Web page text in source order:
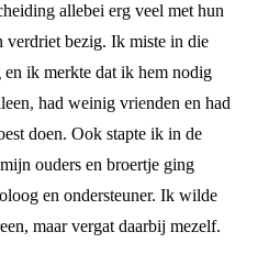
allebei erg veel met hun
verdriet bezig. Ik miste in die
ik merkte dat ik hem nodig
had weinig vrienden en had
doen. Ook stapte ik in de
ouders en broertje ging
en ondersteuner. Ik wilde
maar vergat daarbij mezelf.